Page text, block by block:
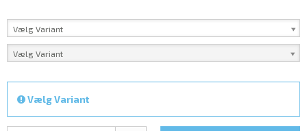
Vælg Variant
Vælg Variant
Vælg Variant